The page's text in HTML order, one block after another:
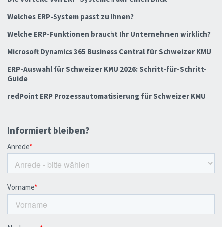
Welches ERP-System passt zu Ihnen?
Welche ERP-Funktionen braucht Ihr Unternehmen wirklich?
Microsoft Dynamics 365 Business Central für Schweizer KMU
ERP-Auswahl für Schweizer KMU 2026: Schritt-für-Schritt-
Guide
redPoint ERP Prozessautomatisierung für Schweizer KMU
Informiert bleiben?